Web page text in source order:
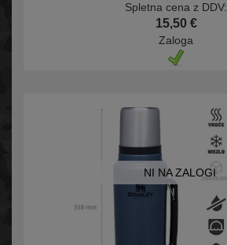
Spletna cena z DDV:
15,50 €
Zaloga
NI NA ZALOGI